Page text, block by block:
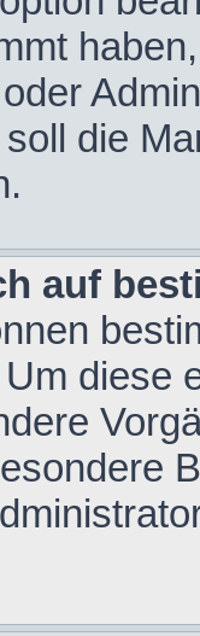
die
auf
diese